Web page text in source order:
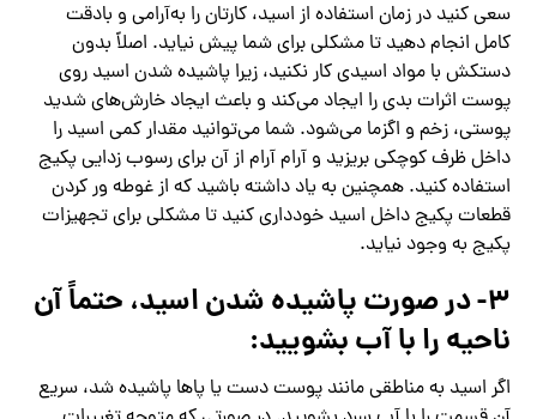
سعی کنید در زمان استفاده از اسید، کارتان را به‌آرامی و بادقت
کامل انجام دهید تا مشکلی برای شما پیش نیاید. اصلاً بدون
دستکش با مواد اسیدی کار نکنید، زیرا پاشیده شدن اسید روی
پوست اثرات بدی را ایجاد می‌کند و باعث ایجاد خارش‌های شدید
پوستی، زخم و اگزما می‌شود. شما می‌توانید مقدار کمی اسید را
داخل ظرف کوچکی بریزید و آرام آرام از آن برای رسوب زدایی پکیج
استفاده کنید. همچنین به یاد داشته باشید که از غوطه ور کردن
قطعات پکیج داخل اسید خودداری کنید تا مشکلی برای تجهیزات
پکیج به وجود نیاید.
۳- در صورت پاشیده شدن اسید، حتماً آن
ناحیه را با آب بشویید:
اگر اسید به مناطقی مانند پوست دست یا پاها پاشیده شد، سریع